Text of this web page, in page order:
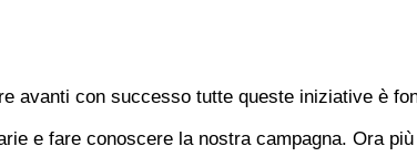
avanti con successo tutte queste iniziative è
e fare conoscere la nostra campagna. Ora